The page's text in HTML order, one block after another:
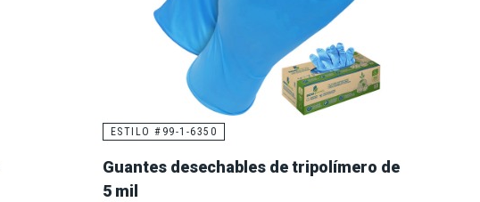
ESTILO #99-1-6350
Guantes desechables de tripolímero de
5 mil